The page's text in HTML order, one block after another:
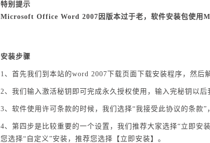
特别提示
Microsoft Office Word 2007因版本过于老，软件安装包使用
安装步骤
1、首先我们到本站的word 2007下载页面下载安装程序，然后
2、我们输入激活秘钥即可完成永久授权使用，输入完秘钥以后
3、软件使用许可条款的时候，我们选择“我接受此协议的条款”
4、第四步是比较重要的一个设置，我们推荐大家选择“立即安
您选择“自定义”安装，推荐您选择【立即安装】。